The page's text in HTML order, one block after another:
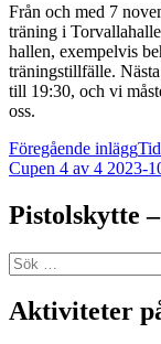
Från och med 7
träning i
hallen, exempelvis
träningstillfälle.
till 19:30, och vi
oss.
Föregående inlägg
Cupen 4 av 4 2023-
Pistolskytte
Sök
efter:
Aktiviteter